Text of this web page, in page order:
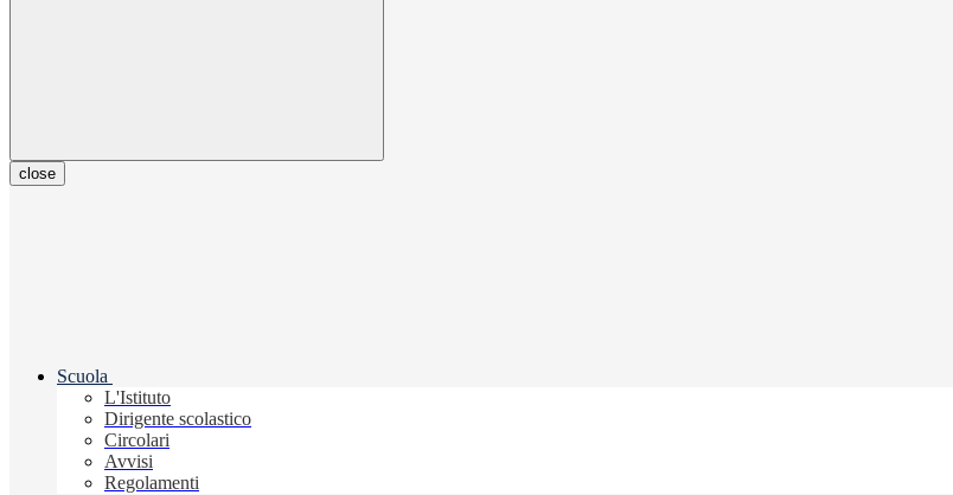
close
Scuola
L'Istituto
Dirigente scolastico
Circolari
Avvisi
Regolamenti